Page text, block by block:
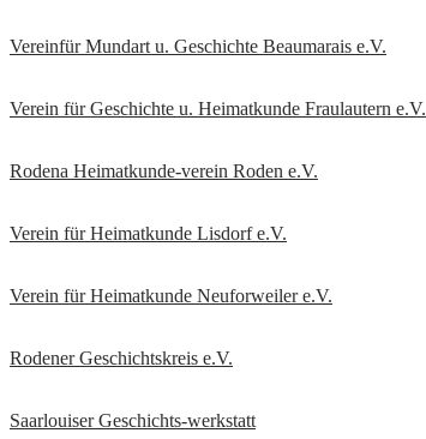
Vereinfür Mundart u. Geschichte Beaumarais e.V.
Verein für Geschichte u. Heimatkunde Fraulautern e.V.
Rodena Heimatkunde-verein Roden e.V.
Verein für Heimatkunde Lisdorf e.V.
Verein für Heimatkunde Neuforweiler e.V.
Rodener Geschichtskreis e.V.
Saarlouiser Geschichts-werkstatt